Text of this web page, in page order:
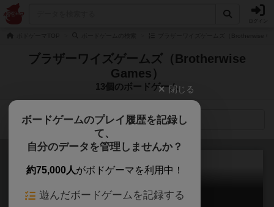
ブラザーワイズゲームズ（Brotherwise
Games）
13個のボードゲーム
検索メニュー
コール・トゥ・アドベンチャー
閉じる
ボードゲームのプレイ履歴を記録し
て、
自分のデータを管理しませんか？
約75,000人がボドゲーマを利用中！
遊んだボードゲームを記録する